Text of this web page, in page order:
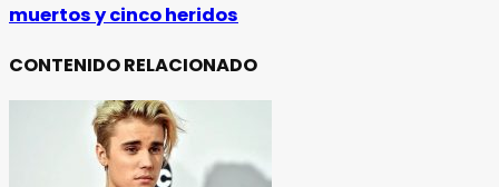
muertos y cinco heridos
CONTENIDO RELACIONADO